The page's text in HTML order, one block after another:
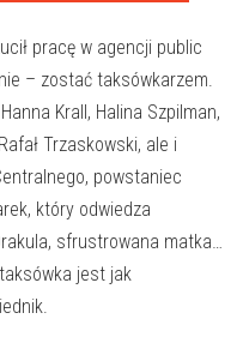
pracę w agencji public
– zostać taksówkarzem.
Krall, Halina Szpilman,
Trzaskowski, ale i
powstaniec
który odwiedza
sfrustrowana matka…
taksówka jest jak